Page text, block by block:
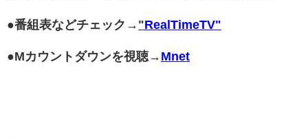
●番組表などチェック → "RealTimeTV"
●Mカウントダウンを視聴→ Mnet